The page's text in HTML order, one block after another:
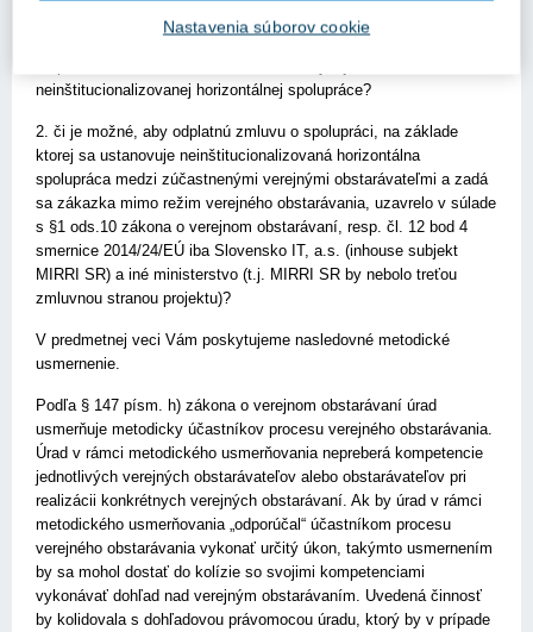
legislatívnych úprav, doplnení alebo iných úkonov či opatrení
neinštitucionalizovanej horizontálnej spolupráce?
2. či je možné, aby odplatnú zmluvu o spolupráci, na základe
ktorej sa ustanovuje neinštitucionalizovaná horizontálna
spolupráca medzi zúčastnenými verejnými obstarávateľmi a zadá
sa zákazka mimo režim verejného obstarávania, uzavrelo v súlade
s §1 ods.10 zákona o verejnom obstarávaní, resp. čl. 12 bod 4
smernice 2014/24/EÚ iba Slovensko IT, a.s. (inhouse subjekt
MIRRI SR) a iné ministerstvo (t.j. MIRRI SR by nebolo treťou
zmluvnou stranou projektu)?
V predmetnej veci Vám poskytujeme nasledovné metodické
usmernenie.
Podľa § 147 písm. h) zákona o verejnom obstarávaní úrad
usmerňuje metodicky účastníkov procesu verejného obstarávania.
Úrad v rámci metodického usmerňovania nepreberá kompetencie
jednotlivých verejných obstarávateľov alebo obstarávateľov pri
realizácii konkrétnych verejných obstarávaní. Ak by úrad v rámci
metodického usmerňovania „odporúčal“ účastníkom procesu
verejného obstarávania vykonať určitý úkon, takýmto usmernením
by sa mohol dostať do kolízie so svojimi kompetenciami
vykonávať dohľad nad verejným obstarávaním. Uvedená činnosť
by kolidovala s dohľadovou právomocou úradu, ktorý by v prípade
Nastavenia súborov cookie